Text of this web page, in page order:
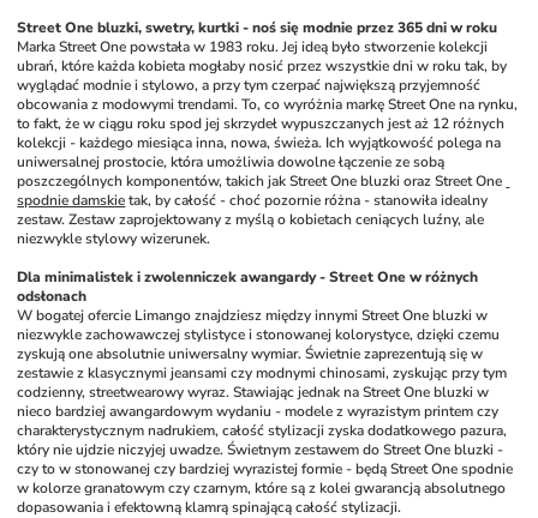
Street One bluzki, swetry, kurtki - noś się modnie przez 365 dni w roku
Marka Street One powstała w 1983 roku. Jej ideą było stworzenie kolekcji
ubrań, które każda kobieta mogłaby nosić przez wszystkie dni w roku tak, by
wyglądać modnie i stylowo, a przy tym czerpać największą przyjemność
obcowania z modowymi trendami. To, co wyróżnia markę Street One na rynku,
to fakt, że w ciągu roku spod jej skrzydeł wypuszczanych jest aż 12 różnych
kolekcji - każdego miesiąca inna, nowa, świeża. Ich wyjątkowość polega na
uniwersalnej prostocie, która umożliwia dowolne łączenie ze sobą
spodnie damskie tak, by całość - choć pozornie różna - stanowiła idealny
zestaw. Zestaw zaprojektowany z myślą o kobietach ceniących luźny, ale
niezwykle stylowy wizerunek.
Dla minimalistek i zwolenniczek awangardy - Street One w różnych
odsłonach
W bogatej ofercie Limango znajdziesz między innymi Street One bluzki w
niezwykle zachowawczej stylistyce i stonowanej kolorystyce, dzięki czemu
zyskują one absolutnie uniwersalny wymiar. Świetnie zaprezentują się w
zestawie z klasycznymi jeansami czy modnymi chinosami, zyskując przy tym
codzienny, streetwearowy wyraz. Stawiając jednak na Street One bluzki w
nieco bardziej awangardowym wydaniu - modele z wyrazistym printem czy
charakterystycznym nadrukiem, całość stylizacji zyska dodatkowego pazura,
który nie ujdzie niczyjej uwadze. Świetnym zestawem do Street One bluzki -
czy to w stonowanej czy bardziej wyrazistej formie - będą Street One spodnie
w kolorze granatowym czy czarnym, które są z kolei gwarancją absolutnego
dopasowania i efektowną klamrą spinającą całość stylizacji.